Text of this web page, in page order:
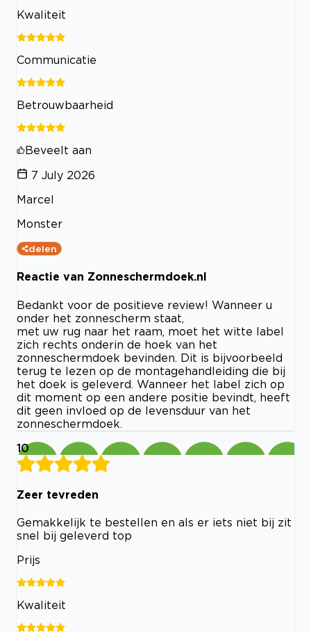
Kwaliteit
Communicatie
Betrouwbaarheid
Beveelt aan
7 July 2026
Marcel
Monster
delen
Reactie van Zonneschermdoek.nl
Bedankt voor de positieve review! Wanneer u
onder het zonnescherm staat,
met uw rug naar het raam, moet het witte label
zich rechts onderin de hoek van het
zonneschermdoek bevinden. Dit is bijvoorbeeld
terug te lezen op de montagehandleiding die bij
het doek is geleverd. Wanneer het label zich op
dit moment op een andere positie bevindt, heeft
dit geen invloed op de levensduur van het
zonneschermdoek.
10
Zeer tevreden
Gemakkelijk te bestellen en als er iets niet bij zit
snel bij geleverd top
Prijs
Kwaliteit